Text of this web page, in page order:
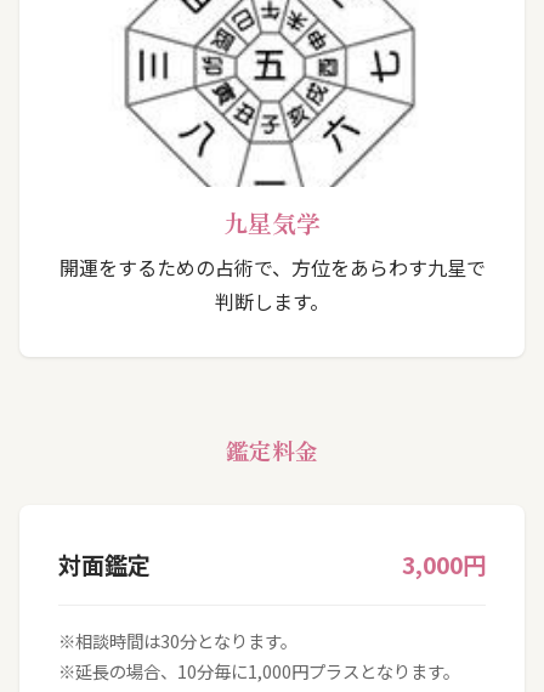
九星気学
開運をするための占術で、方位をあらわす九星で
判断します。
鑑定料金
対面鑑定 3,000円
※相談時間は30分となります。
※延長の場合、10分毎に1,000円プラスとなります。